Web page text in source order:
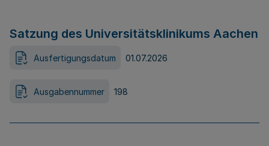
Satzung des Universitätsklinikums Aachen
Ausfertigungsdatum 01.07.2026
Ausgabennummer 198